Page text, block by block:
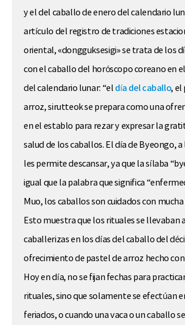
y el del caballo de enero del calendario
artículo del registro de tradiciones
oriental, «dongguksesigi» se trata de los
con el caballo del horóscopo coreano en
del calendario lunar: “el día del caballo, el
arroz, sirutteok se prepara como una
en el establo para rezar y expresar la
salud de los caballos. El día de Byeongo,
les permite descansar, ya que la sílaba
igual que la palabra que significa
Muo, los caballos son cuidados con mucha
Esto muestra que los rituales se llevaban
caballerizas en los días del caballo del
ofrecimiento de pastel de arroz hecho
Hoy en día, no se fijan fechas para
rituales, sino que solamente se efectúan
feriados, o cuando una vaca o un caballo